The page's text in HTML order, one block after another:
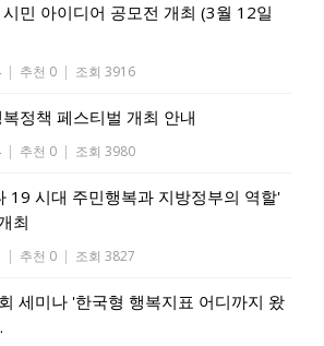
민 아이디어 공모전 개최 (3월 12일
| 추천 0 | 조회 3916
정책 페스티벌 개최 안내
| 추천 0 | 조회 3980
19 시대 주민행복과 지방정부의 역할'
최
| 추천 0 | 조회 3827
세미나 '한국형 행복지표 어디까지 왔